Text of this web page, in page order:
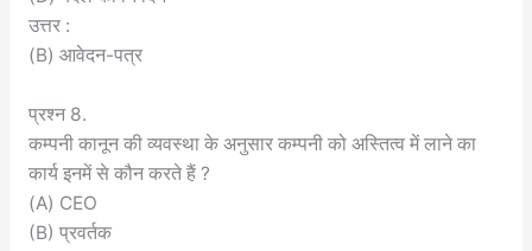
उत्तर :
(B) आवेदन-पत्र
प्रश्न 8.
कम्पनी कानून की व्यवस्था के अनुसार कम्पनी को अस्तित्व में लाने का
कार्य इनमें से कौन करते हैं ?
(A) CEO
(B) प्रवर्तक